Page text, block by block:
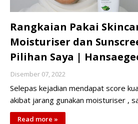
Rangkaian Pakai
Moisturiser dan
Pilihan Saya |
Disember 07, 2022
Selepas kejadian mendapat score
akibat jarang gunakan moisturiser ,
Read more »